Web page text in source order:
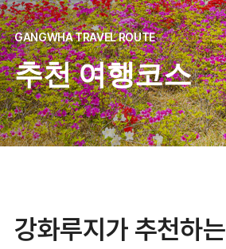
GANGWHA TRAVEL ROUTE
추천 여행코스
강화루지가 추천하는